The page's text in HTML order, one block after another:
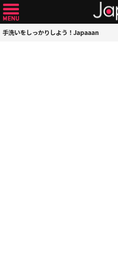
手洗いをしっかりしよう！Japaaan